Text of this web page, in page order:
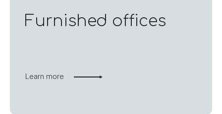
Furnished offices
Learn more